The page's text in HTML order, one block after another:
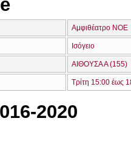
Αμφιθέατρο ΝΟΕ
Ισόγειο
ΑΙΘΟΥΣΑ Α (155)
Τρίτη 15:00 έως
2020